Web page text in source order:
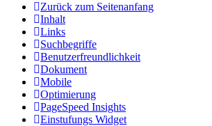
Zurück zum Seitenanfang
Inhalt
Links
Suchbegriffe
Benutzerfreundlichkeit
Dokument
Mobile
Optimierung
PageSpeed Insights
Einstufungs Widget